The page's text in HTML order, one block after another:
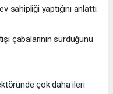
yaptığını anlattı.
çabalarının sürdüğünü
çok daha ileri